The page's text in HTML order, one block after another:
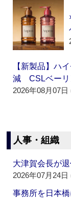
【新製品】ハ
減 CSLベーリ
2026年08月07日
人事・組織
大津賀会長が
2026年07月24日
事務所を日本